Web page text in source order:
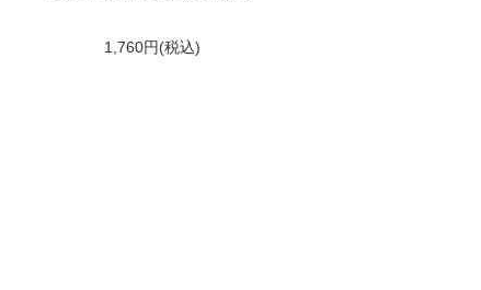
1,760円(税込)